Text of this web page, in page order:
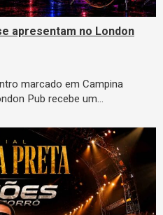
apresentam no London
marcado em Campina
Pub recebe um…